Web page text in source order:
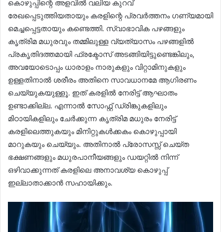
കൊഴുപ്പിന്റെ അളവിൽ വലിയ കുറവ്
രേഖപ്പെടുത്തിയതായും കരളിന്റെ പ്രവർത്തനം ഗണ്യമായി
മെച്ചപ്പെട്ടതായും കണ്ടെത്തി. സ്വാഭാവിക പഴങ്ങളും
കൃത്രിമ മധുരവും തമ്മിലുള്ള വ്യത്യാസം പഴങ്ങളിൽ
പ്രകൃതിദത്തമായി ഫ്രക്ടോസ് അടങ്ങിയിട്ടുണ്ടെങ്കിലും,
അവയോടൊപ്പം ധാരാളം നാരുകളും വിറ്റാമിനുകളും
ഉള്ളതിനാൽ ശരീരം അതിനെ സാവധാനമേ ആഗിരണം
ചെയ്യുകയുള്ളൂ. ഇത് കരളിൽ നേരിട്ട് ആഘാതം
ഉണ്ടാക്കില്ല. എന്നാൽ സോഫ്റ്റ് ഡ്രിങ്കുകളിലും
മിഠായികളിലും ചേർക്കുന്ന കൃത്രിമ മധുരം നേരിട്ട്
കരളിലെത്തുകയും മിനിറ്റുകൾക്കകം കൊഴുപ്പായി
മാറുകയും ചെയ്യും. അതിനാൽ പ്രോസസ്സ് ചെയ്ത
ഭക്ഷണങ്ങളും മധുരപാനീയങ്ങളും ഡയറ്റിൽ നിന്ന്
ഒഴിവാക്കുന്നത് കരളിലെ അനാവശ്യ കൊഴുപ്പ്
ഇല്ലാതാക്കാൻ സഹായിക്കും.